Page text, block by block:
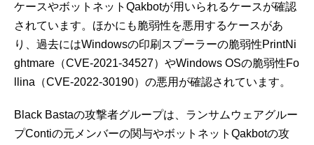
ケースやボットネットQakbotが用いられるケースが確認
されています。ほかにも脆弱性を悪用するケースがあ
り、過去にはWindowsの印刷スプーラーの脆弱性PrintNi
ghtmare（CVE-2021-34527）やWindows OSの脆弱性Fo
llina（CVE-2022-30190）の悪用が確認されています。
Black Bastaの攻撃者グループは、ランサムウェアグルー
プContiの元メンバーの関与やボットネットQakbotの攻